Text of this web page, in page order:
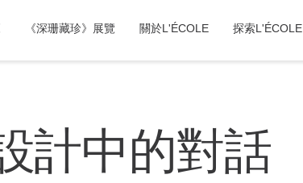
《深珊藏珍》展覽 關於L'ÉCOLE 探索L'ÉCOLE
計中的對話